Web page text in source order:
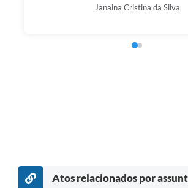
Janaina Cristina da Silva
Atos relacionados por